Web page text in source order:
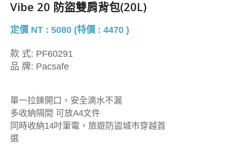
Vibe 20 防盜雙肩背包(20L)
定價 NT : 5080 (特價 : 4470 )
款 式: PF60291
品 牌: Pacsafe
單一拉鍊開口，安全滴水不漏
多收納隔間 可放A4文件
同時收納14吋筆電，旅遊防盜城市穿越首
選